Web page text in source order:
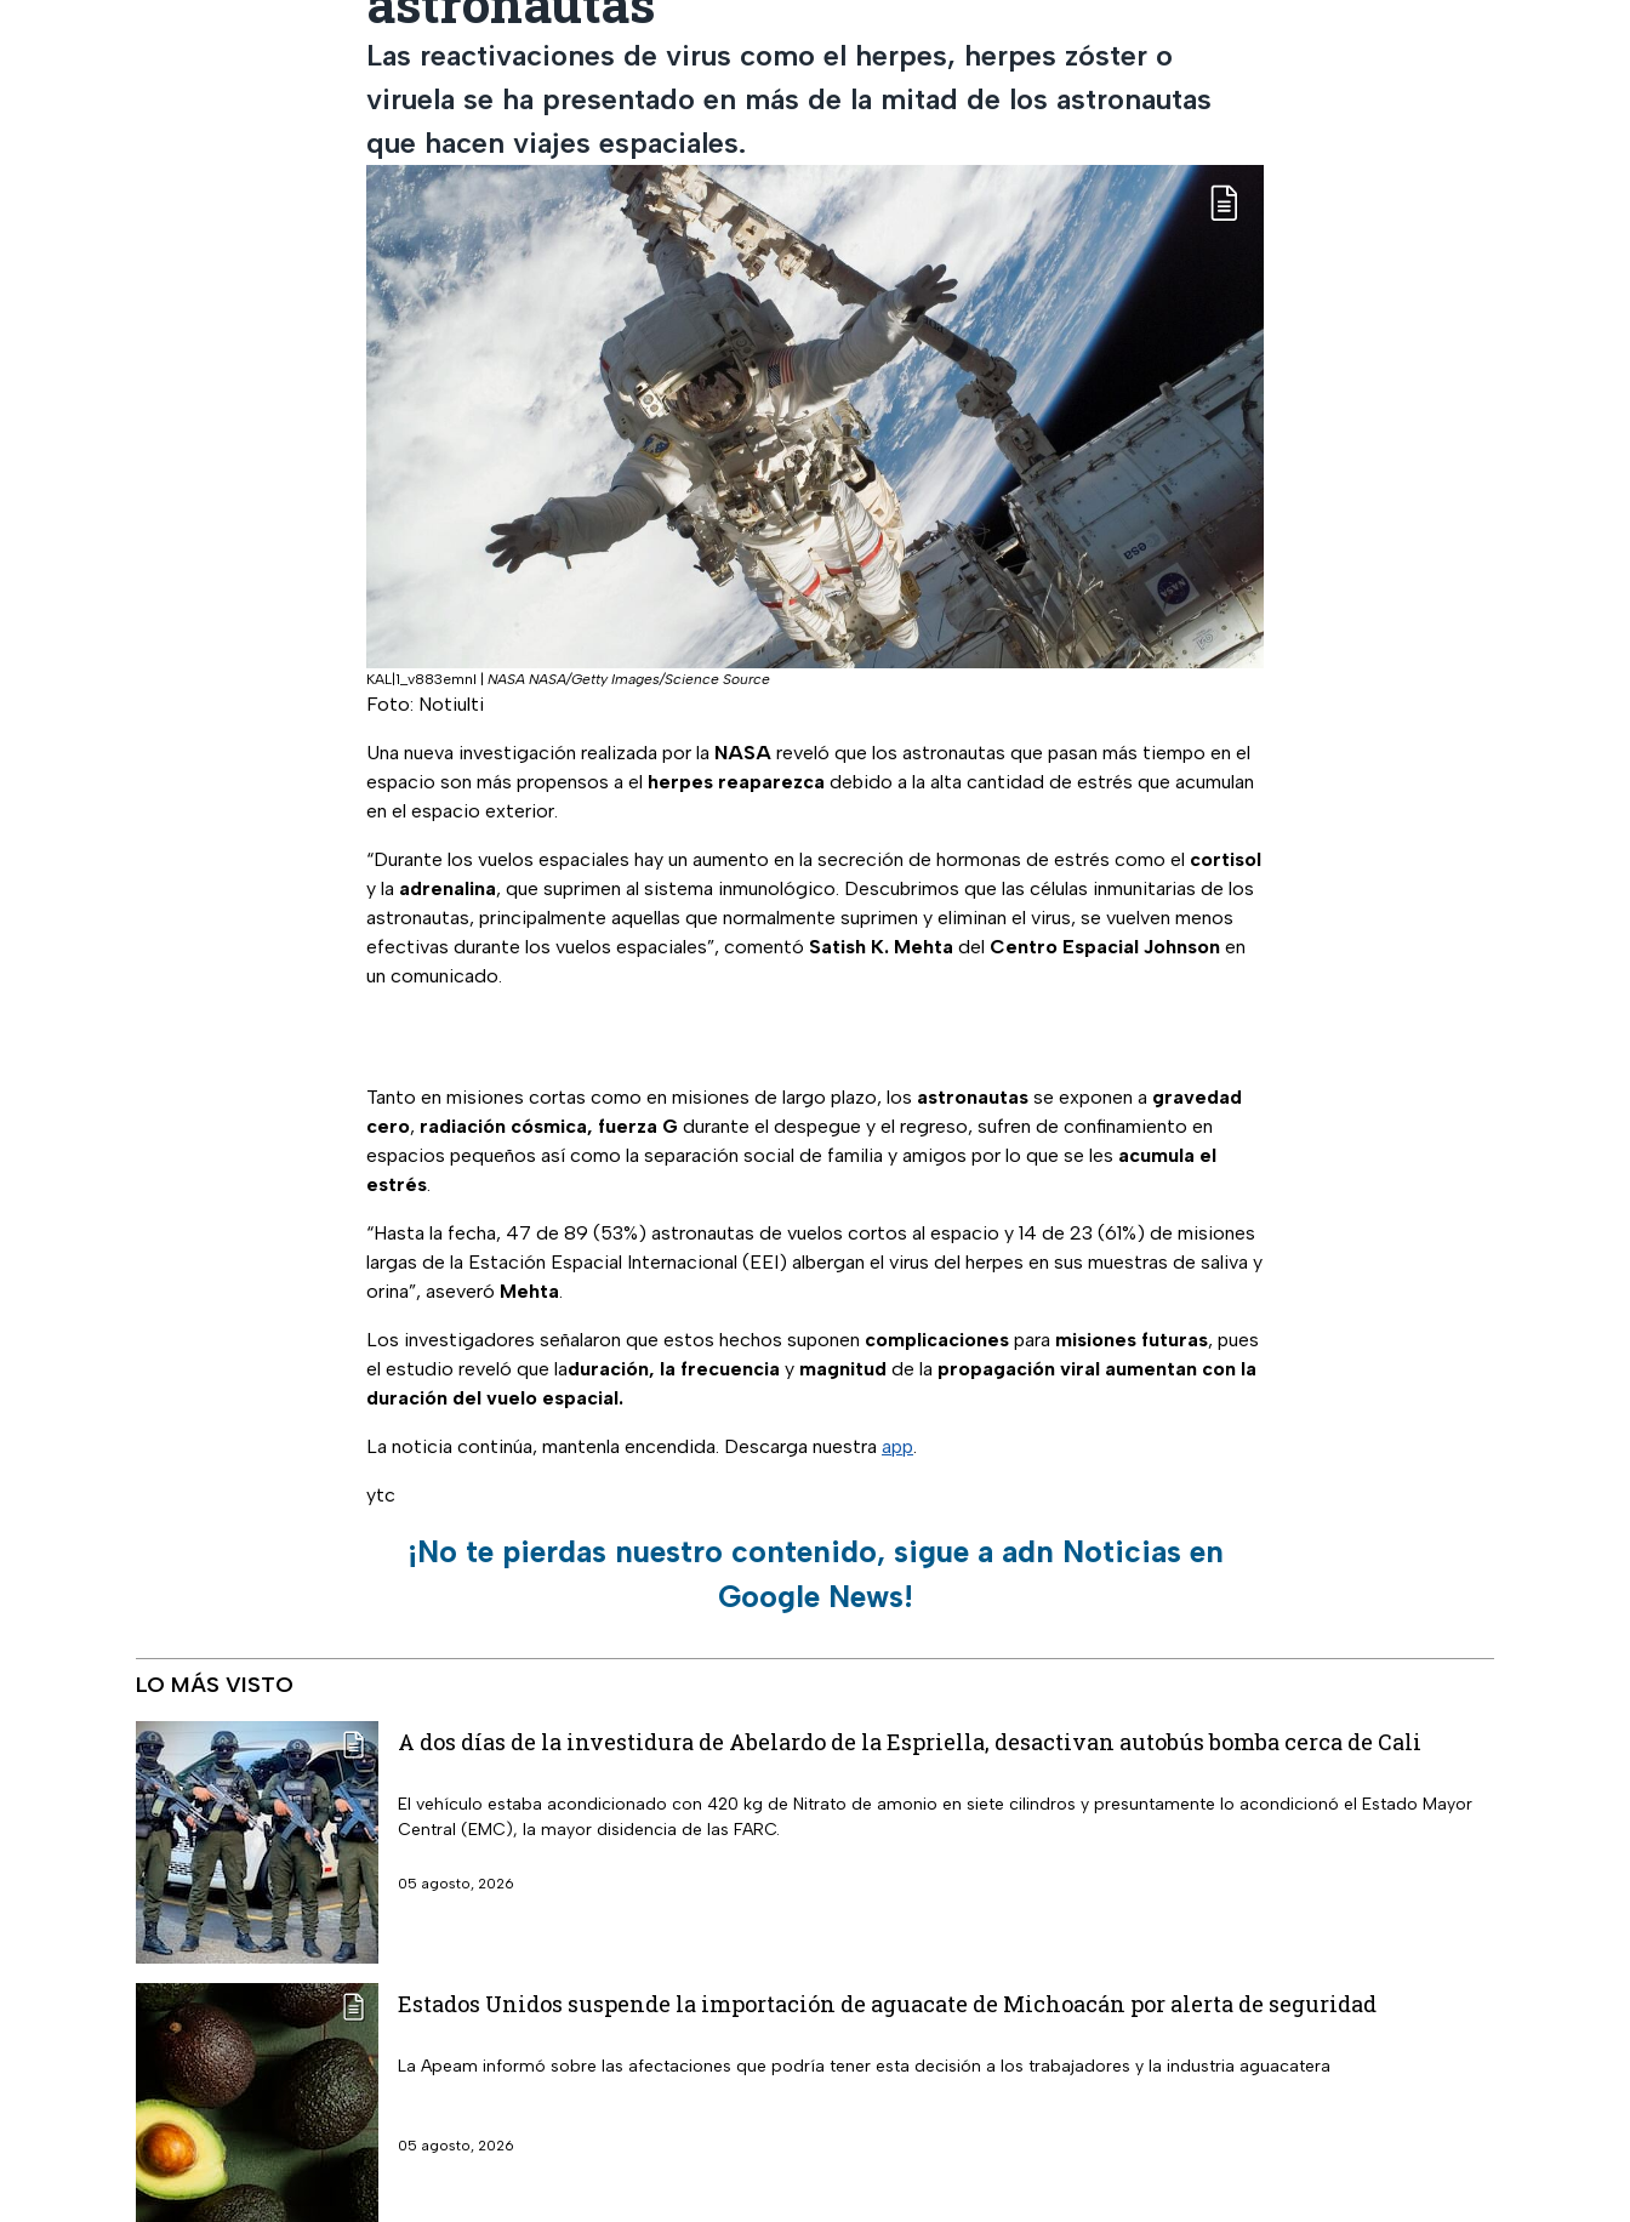
Las reactivaciones de virus como el herpes, herpes zóster o
viruela se ha presentado en más de la mitad de los astronautas
que hacen viajes espaciales.
KAL|1_v883emnl NASA NASA/Getty Images/Science Source
Foto: Notiulti
Una nueva investigación realizada por la NASA reveló que los astronautas que pasan más tiempo en el
espacio son más propensos a el herpes reaparezca debido a la alta cantidad de estrés que acumulan
en el espacio exterior.
“Durante los vuelos espaciales hay un aumento en la secreción de hormonas de estrés como el cortisol
y la adrenalina, que suprimen al sistema inmunológico. Descubrimos que las células inmunitarias de los
astronautas, principalmente aquellas que normalmente suprimen y eliminan el virus, se vuelven menos
efectivas durante los vuelos espaciales”, comentó Satish K. Mehta del Centro Espacial Johnson en
un comunicado.
Tanto en misiones cortas como en misiones de largo plazo, los astronautas se exponen a gravedad
cero, radiación cósmica, fuerza G durante el despegue y el regreso, sufren de confinamiento en
espacios pequeños así como la separación social de familia y amigos por lo que se les acumula el
estrés.
“Hasta la fecha, 47 de 89 (53%) astronautas de vuelos cortos al espacio y 14 de 23 (61%) de misiones
largas de la Estación Espacial Internacional (EEI) albergan el virus del herpes en sus muestras de saliva y
orina”, aseveró Mehta.
Los investigadores señalaron que estos hechos suponen complicaciones para misiones futuras, pues
el estudio reveló que laduración, la frecuencia y magnitud de la propagación viral aumentan con la
duración del vuelo espacial.
La noticia continúa, mantenla encendida. Descarga nuestra app.
ytc
¡No te pierdas nuestro contenido, sigue a adn Noticias en
Google News!
LO MÁS VISTO
A dos días de la investidura de Abelardo de la Espriella, desactivan autobús bomba cerca de Cali
El vehículo estaba acondicionado con 420 kg de Nitrato de amonio en siete cilindros y presuntamente lo acondicionó el Estado Mayor
Central (EMC), la mayor disidencia de las FARC.
05 agosto, 2026
Estados Unidos suspende la importación de aguacate de Michoacán por alerta de seguridad
La Apeam informó sobre las afectaciones que podría tener esta decisión a los trabajadores y la industria aguacatera
05 agosto, 2026